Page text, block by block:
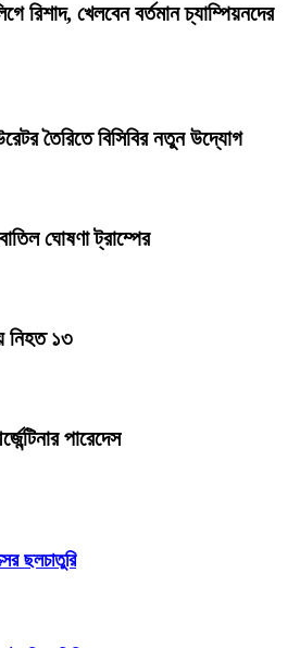
রিশাদ, খেলবেন বর্তমান চ্যাম্পিয়নদের
তৈরিতে বিসিবির নতুন উদ্যোগ
ঘোষণা ট্রাম্পের
নিহত ১৩
পারেদেস
ছলচাতুরি